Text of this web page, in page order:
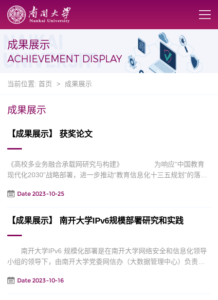
成果展示
ACHIEVEMENT DISPLAY
当前位置: 首页 > 成果展示
成果展示
【成果展示】 获奖论文
《高校多业务融合承载网研究与构建》 为响应“中国教育
现代化2030”战略部署，进一步推动“教育信息化十三五规划”的落
工作开展，推动信息化服务于教学和科研，促进高校人才培养模式
17高校融合创新与教育变革征文”活动。 大赛设一等奖一名、二
Date 2023-10-25
【成果展示】 南开大学IPv6规模部署研究和实践
南开大学IPv6 规模化部署是在南开大学网络安全和信息化领导
小组的领导下，由南开大学党委网信办（大数据管理中心）负责具
责方案落地部署。 我们围绕网络基础设施和应用业务系统现
Date 2023-10-16